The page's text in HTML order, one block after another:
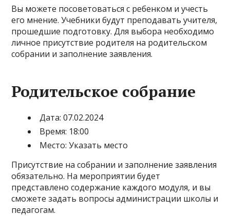
Вы можете посоветоваться с ребенком и учесть
его мнение. Учебники будут преподавать учителя,
прошедшие подготовку. Для выбора необходимо
личное присутствие родителя на родительском
собрании и заполнение заявления.
Родительское собрание
Дата: 07.02.2024
Время: 18:00
Место: Указать место
Присутствие на собрании и заполнение заявления
обязательно. На мероприятии будет
представлено содержание каждого модуля, и вы
сможете задать вопросы администрации школы и
педагогам.